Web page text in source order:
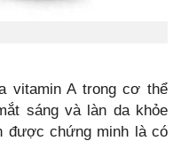
vitamin A trong cơ thể
sáng và làn da khỏe
được chứng minh là có